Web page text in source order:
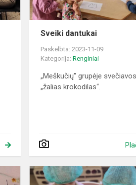
Sveiki dantukai
Paskelbta: 2023-11-09
Kategorija:Renginiai
„Meškučių" grupėje
„žalias krokodilas“.
Edukacija
apie